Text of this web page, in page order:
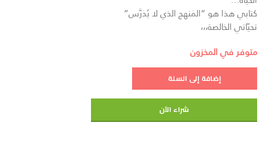
كتابي هذا هو “المَنهج الذي لا يُدَرَّس”
تحيّاتي الخالصة،،،
متوفر في المخزون
إضافة إلى السلة
شراء الآن